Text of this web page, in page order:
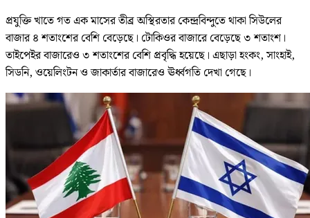
প্রযুক্তি খাতে গত এক মাসের তীব্র অস্থিরতার কেন্দ্রবিন্দুতে থাকা সিউলের
বাজার ৪ শতাংশের বেশি বেড়েছে। টোকিওর বাজারে বেড়েছে ৩ শতাংশ।
তাইপেইর বাজারেও ৩ শতাংশের বেশি প্রবৃদ্ধি হয়েছে। এছাড়া হংকং, সাংহাই,
সিডনি, ওয়েলিংটন ও জাকার্তার বাজারেও ঊর্ধ্বগতি দেখা গেছে।